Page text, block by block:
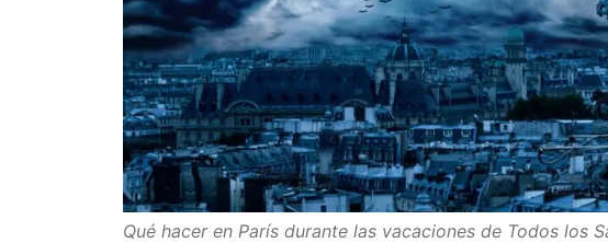
Qué hacer en París durante las vacaciones de Todos los